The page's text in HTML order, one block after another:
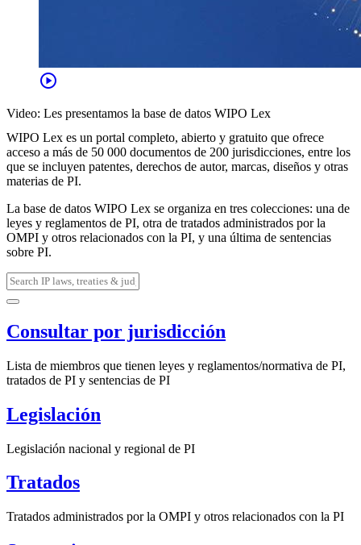
play_circle
Video: Les presentamos la base de datos WIPO Lex
WIPO Lex es un portal completo, abierto y gratuito que ofrece
acceso a más de 50 000 documentos de 200 jurisdicciones, entre los
que se incluyen patentes, derechos de autor, marcas, diseños y otras
materias de PI.
La base de datos WIPO Lex se organiza en tres colecciones: una de
leyes y reglamentos de PI, otra de tratados administrados por la
OMPI y otros relacionados con la PI, y una última de sentencias
sobre PI.
Consultar por jurisdicción
Lista de miembros que tienen leyes y reglamentos/normativa de PI,
tratados de PI y sentencias de PI
Legislación
Legislación nacional y regional de PI
Tratados
Tratados administrados por la OMPI y otros relacionados con la PI